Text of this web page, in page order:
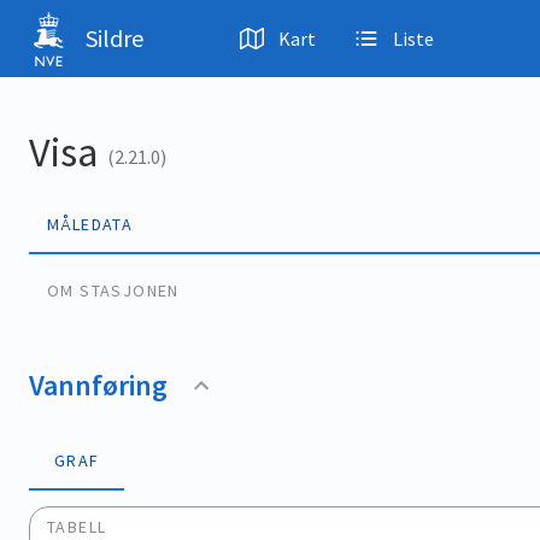
Hopp til hovedinnhold
Sildre Kart Liste
Visa (2.21.0)
MÅLEDATA
OM STASJONEN
Vannføring
GRAF
TABELL